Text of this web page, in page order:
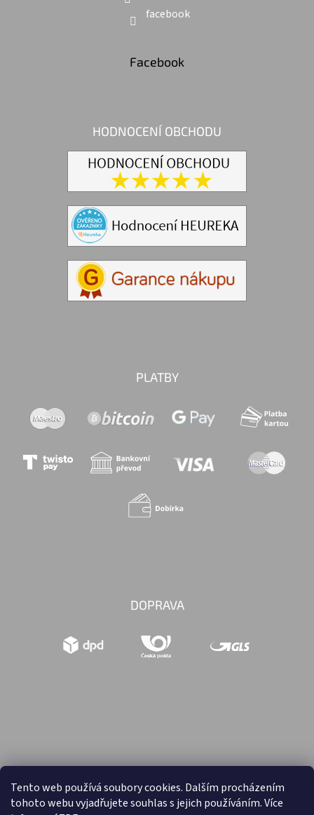
Tento web používá soubory cookies. Dalším procházením
tohoto webu vyjadřujete souhlas s jejich používáním. Více
facebook
Facebook
HODNOCENÍ OBCHODU
PLATBY
DOPRAVA
Vytvořil Shoptet